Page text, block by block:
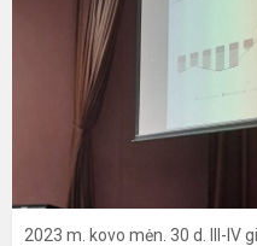
2023 m. kovo mėn. 30 d. III-IV